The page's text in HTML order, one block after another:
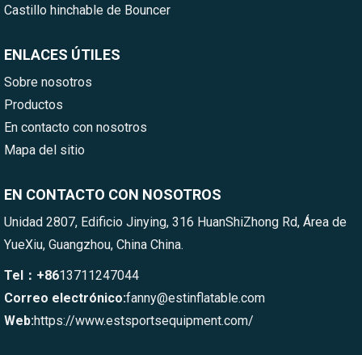
Castillo hinchable de Bouncer
ENLACES ÚTILES
Sobre nosotros
Productos
En contacto con nosotros
Mapa del sitio
EN CONTACTO CON NOSOTROS
Unidad 2807, Edificio Jinying, 316 HuanShiZhong Rd, Área de
YueXiu, Guangzhou, China China.
Tel：+8613711247044
Correo electrónico:fanny@estinflatable.com
Web:https://www.estsportsequipment.com/